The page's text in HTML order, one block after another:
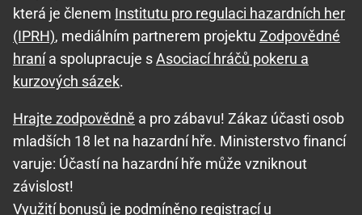
která je členem Institutu pro regulaci hazardních her
(IPRH), mediálním partnerem projektu Zodpovědné
hranía spolupracuje sAsociací hráčů pokeru a
kurzových sázek.
Hrajte zodpovědně a pro zábavu! Zákaz účasti osob
mladších 18 let na hazardní hře. Ministerstvo financí
varuje: Účastí na hazardní hře může vzniknout
závislost!
Využití bonusů je podmíněno registrací u